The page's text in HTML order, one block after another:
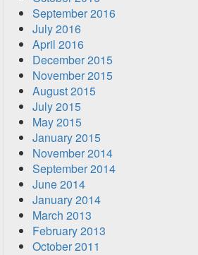
September 2016
July 2016
April 2016
December 2015
November 2015
August 2015
July 2015
May 2015
January 2015
November 2014
September 2014
June 2014
January 2014
March 2013
February 2013
October 2011